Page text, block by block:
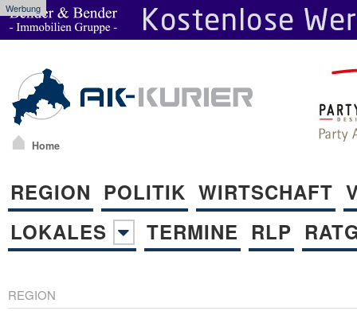
Werbung
Home
REGION POLITIK WIRTSCHAFT
LOKALES
TERMINE RLP
REGION